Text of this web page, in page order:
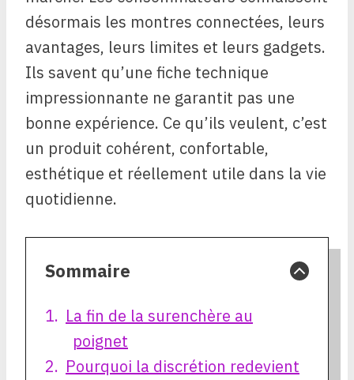
désormais les montres connectées, leurs
avantages, leurs limites et leurs gadgets.
Ils savent qu’une fiche technique
impressionnante ne garantit pas une
bonne expérience. Ce qu’ils veulent, c’est
un produit cohérent, confortable,
esthétique et réellement utile dans la vie
quotidienne.
Sommaire
La fin de la surenchère au
poignet
Pourquoi la discrétion redevient